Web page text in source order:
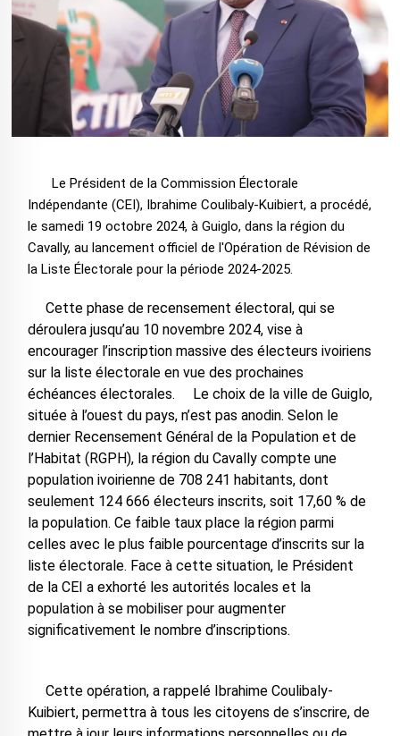
Le Président de la Commission Électorale
Indépendante (CEI), Ibrahime Coulibaly-Kuibiert, a procédé,
le samedi 19 octobre 2024, à Guiglo, dans la région du
Cavally, au lancement officiel de l'Opération de Révision de
la Liste Électorale pour la période 2024-2025.
Cette phase de recensement électoral, qui se
déroulera jusqu’au 10 novembre 2024, vise à
encourager l’inscription massive des électeurs ivoiriens
sur la liste électorale en vue des prochaines
échéances électorales. Le choix de la ville de Guiglo,
située à l’ouest du pays, n’est pas anodin. Selon le
dernier Recensement Général de la Population et de
l’Habitat (RGPH), la région du Cavally compte une
population ivoirienne de 708 241 habitants, dont
seulement 124 666 électeurs inscrits, soit 17,60 % de
la population. Ce faible taux place la région parmi
celles avec le plus faible pourcentage d’inscrits sur la
liste électorale. Face à cette situation, le Président
de la CEI a exhorté les autorités locales et la
population à se mobiliser pour augmenter
significativement le nombre d’inscriptions.
Cette opération, a rappelé Ibrahime Coulibaly-
Kuibiert, permettra à tous les citoyens de s’inscrire, de